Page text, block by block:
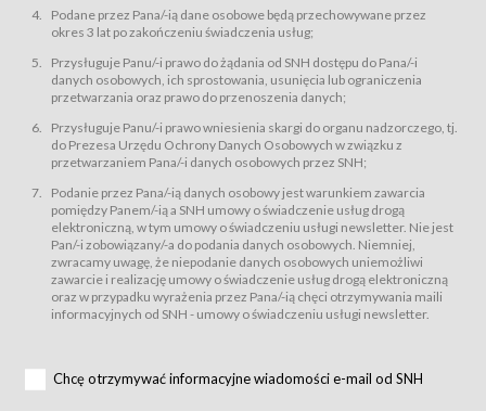
usługę utrzymywania konta użytkownika w Serwisie,
usługę newsletter,
usługę zawierania na odległość umów nabycia Karnetów i Biletów,
usługę zawierania na odległość umów sprzedaży w Sklepie.
dnia 18 lipca 2002 r. o świadczeniu usług drogą elektroniczną (Dz.U. z 2002
r., Nr 144, poz. 1204, z późń. zm.). Usługi świadczone są nieodpłatnie.
Na zasadach określonych w Regulaminie dostęp do Serwisu jest otwarty dla
Usługobiorca przed rozpoczęciem korzystania z Serwisu jest zobowiązany
zapoznać się z Regulaminem. Założenie konta w Serwisie oraz zamówienie
usługi newsletter za pośrednictwem przeznaczonego do tego formularza
zamieszczonego na stronach Serwisu dostępnych dla wszystkich
Usługobiorców wymaga akceptacji postanowień Regulaminu.
Usługobiorca zobowiązany jest do przestrzegania postanowień Regulaminu
od chwili rozpoczęcia korzystania z Serwisu.
Regulamin jest udostępniony Usługobiorcom nieodpłatnie za
Warunki techniczne korzystania z Usług
Podane przez Pana/-ią dane osobowe będą przechowywane przez
okres 3 lat po zakończeniu świadczenia usług;
Przysługuje Panu/-i prawo do żądania od SNH dostępu do Pana/-i
danych osobowych, ich sprostowania, usunięcia lub ograniczenia
przetwarzania oraz prawo do przenoszenia danych;
Przysługuje Panu/-i prawo wniesienia skargi do organu nadzorczego, tj.
do Prezesa Urzędu Ochrony Danych Osobowych w związku z
przetwarzaniem Pana/-i danych osobowych przez SNH;
Podanie przez Pana/-ią danych osobowy jest warunkiem zawarcia
pomiędzy Panem/-ią a SNH umowy o świadczenie usług drogą
elektroniczną, w tym umowy o świadczeniu usługi newsletter. Nie jest
Pan/-i zobowiązany/-a do podania danych osobowych. Niemniej,
zwracamy uwagę, że niepodanie danych osobowych uniemożliwi
zawarcie i realizację umowy o świadczenie usług drogą elektroniczną
oraz w przypadku wyrażenia przez Pana/-ią chęci otrzymywania maili
informacyjnych od SNH - umowy o świadczeniu usługi newsletter.
Chcę otrzymywać informacyjne wiadomości e-mail od SNH